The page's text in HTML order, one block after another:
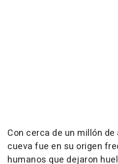
Con cerca de un millón
cueva fue en su origen
humanos que dejaron